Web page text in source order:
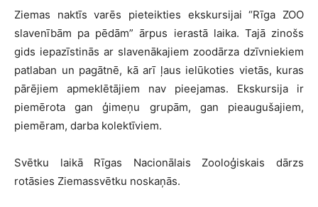
Ziemas naktīs varēs pieteikties ekskursijai “Rīga ZOO
slavenībām pa pēdām” ārpus ierastā laika. Tajā zinošs
gids iepazīstinās ar slavenākajiem zoodārza dzīvniekiem
patlaban un pagātnē, kā arī ļaus ielūkoties vietās, kuras
pārējiem apmeklētājiem nav pieejamas. Ekskursija ir
piemērota gan ģimeņu grupām, gan pieaugušajiem,
piemēram, darba kolektīviem.
Svētku laikā Rīgas Nacionālais Zooloģiskais dārzs
rotāsies Ziemassvētku noskaņās.